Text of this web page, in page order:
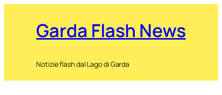
Garda Flash News
Notizie flash dal Lago di Garda